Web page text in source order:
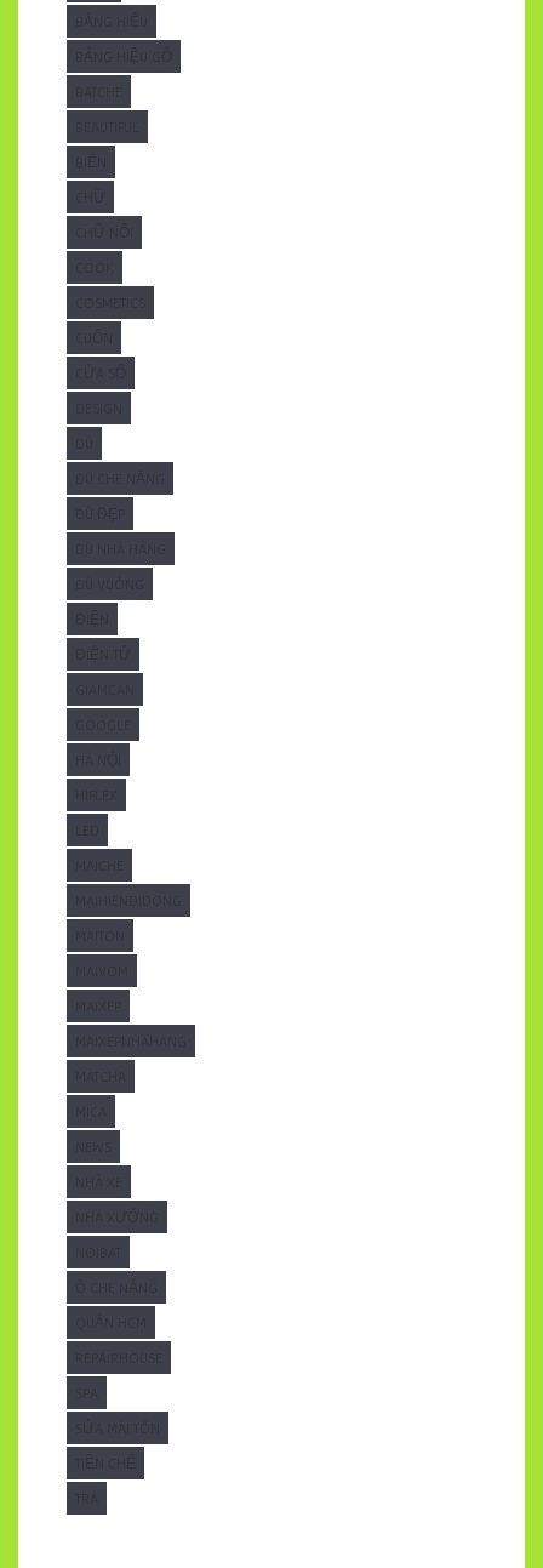
BẢNG HIỆU
BẢNG HIỆU GỖ
BATCHE
BEAUTIFUL
BIỂN
CHỮ
CHỮ NỔI
COSMETICS
CUỐN
CỬA SỔ
DÙ ĐẸP
DÙ NHÀ HÀNG
ĐIỆN
ĐIỆN TỬ
GIAMCAN
HÀ NỘI
MAICHE
MAIHIENDIDONG
MAITON
MAIVOM
MAIXEP
MAIXEPNHAHANG
MATCHA
MICA
NHÀ XE
NHÀ XƯỞNG
NOIBAT
REPAIRHOUSE
SPA
SỬA MÁI TÔN
TIỀN CHẾ
TRÀ